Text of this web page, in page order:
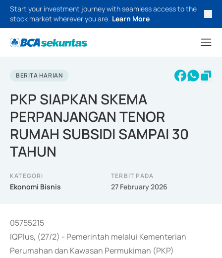
Start your investment journey with seamless access to the
stock market wherever you are. Learn More
BERITA HARIAN
PKP SIAPKAN SKEMA
PERPANJANGAN TENOR
RUMAH SUBSIDI SAMPAI 30
TAHUN
KATEGORI
Ekonomi Bisnis
TERBIT PADA
27 February 2026
05755215
IQPlus, (27/2) - Pemerintah melalui Kementerian
Perumahan dan Kawasan Permukiman (PKP)